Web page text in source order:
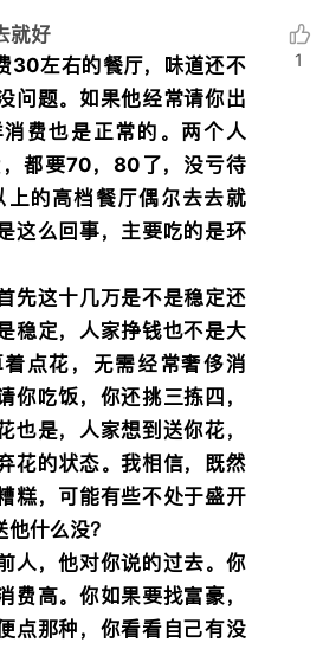
就好
30左右的餐厅，味道还不
问题。如果他经常请你出
费也是正常的。两个人
都要70，80了，没亏待
的高档餐厅偶尔去去就
这么回事，主要吃的是环
先这十几万是不是稳定还
稳定，人家挣钱也不是大
点花，无需经常奢侈消
你吃饭，你还挑三拣四，
也是，人家想到送你花，
花的状态。我相信，既然
糕，可能有些不处于盛开
什么没？
人，他对你说的过去。你
费高。你如果要找富豪，
点那种，你看看自己有没
1